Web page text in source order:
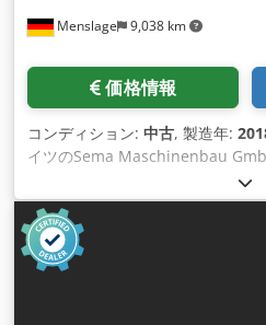
Menslage 9,038 km
価格情報
コンディション: 中古, 製造年:
イツのSema Maschinenbau
造・試運転された。これまで、ド
り生乳の充填ラインで使用されて
7,700 bphであった。近年、ガラ
ているため、オーナーはより高い
購入を決定しました。 そのため